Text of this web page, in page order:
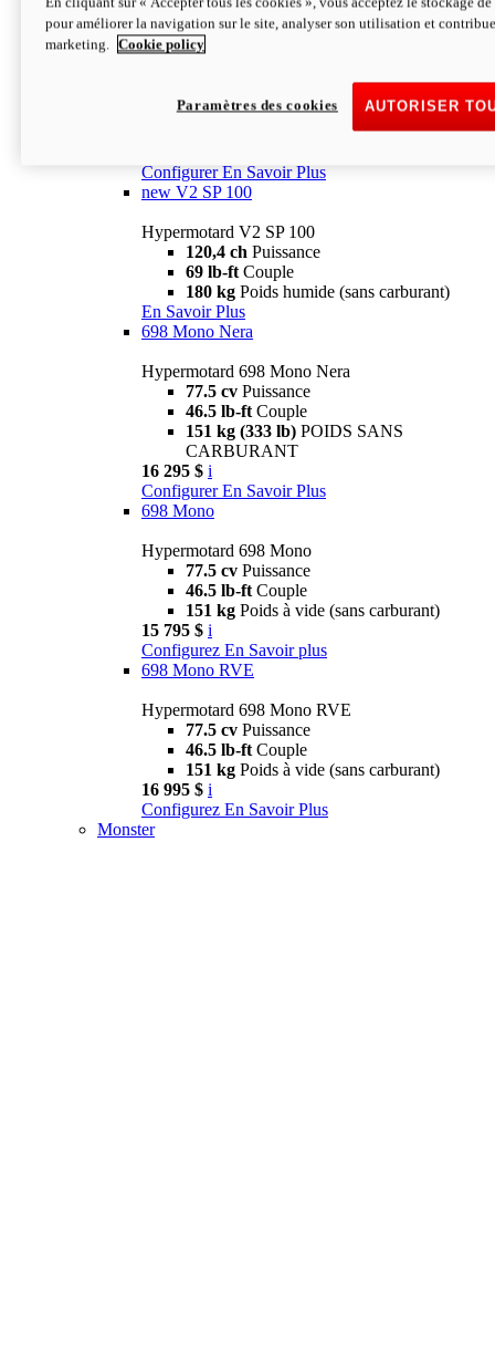
Configurer En Savoir Plus
newV2 SP
69 lb-ftCouple
Poids humide (sans carburant)
Configurer En Savoir Plus
new V2 SP 100
Hypermotard V2 SP 100
120,4 ch Puissance
69 lb-ft Couple
180 kg Poids humide (sans carburant)
En Savoir Plus
698 Mono Nera
Hypermotard 698 Mono Nera
77.5 cv Puissance
46.5 lb-ft Couple
151 kg (333 lb) POIDS SANS
CARBURANT
16 295 $ i
Configurer En Savoir Plus
698 Mono
Hypermotard 698 Mono
77.5 cv Puissance
46.5 lb-ft Couple
151 kg Poids à vide (sans carburant)
15 795 $ i
Configurez En Savoir plus
698 Mono RVE
Hypermotard 698 Mono RVE
77.5 cv Puissance
46.5 lb-ft Couple
151 kg Poids à vide (sans carburant)
16 995 $ i
Configurez En Savoir Plus
Monster
pour améliorer la navigation sur le site, analyser son utilisation et
marketing.
Cookie policy
AUTORISER
Paramètres des cookies